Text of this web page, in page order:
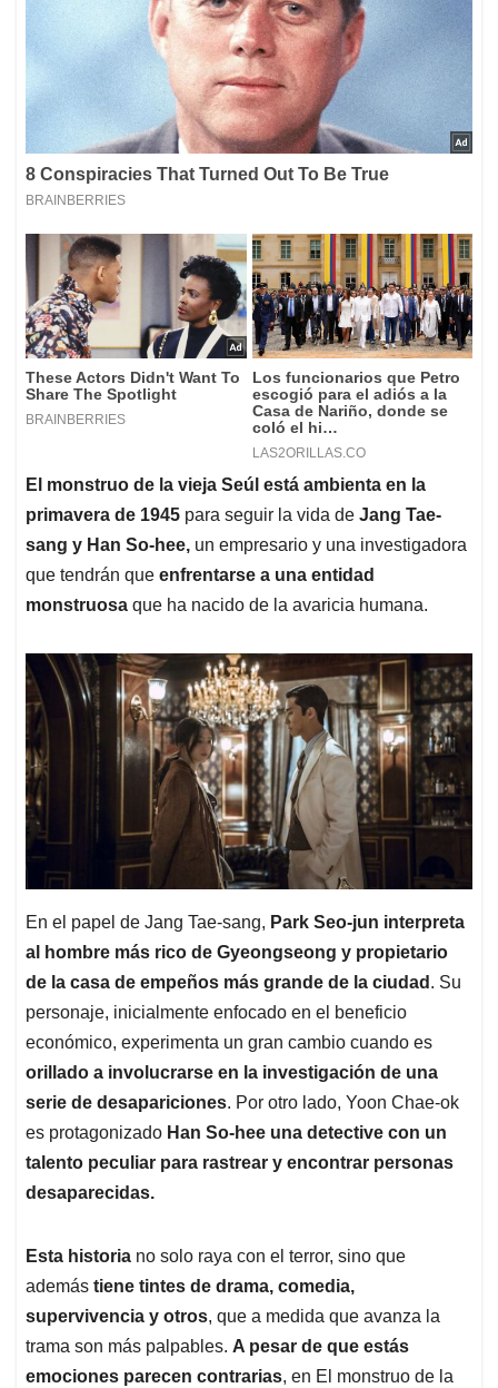
El monstruo de la vieja Seúl está ambienta en la
primavera de 1945 para seguir la vida de Jang Tae-
sang y Han So-hee, un empresario y una investigadora
que tendrán que enfrentarse a una entidad
monstruosa que ha nacido de la avaricia humana.
En el papel de Jang Tae-sang, Park Seo-jun interpreta
al hombre más rico de Gyeongseong y propietario
de la casa de empeños más grande de la ciudad . Su
personaje, inicialmente enfocado en el beneficio
económico, experimenta un gran cambio cuando es
orillado a involucrarse en la investigación de una
serie de desapariciones. Por otro lado, Yoon Chae-ok
es protagonizado Han So-hee una detective con un
talento peculiar para rastrear y encontrar personas
desaparecidas.
Esta historia no solo raya con el terror, sino que
además tiene tintes de drama, comedia,
supervivencia y otros, que a medida que avanza la
trama son más palpables. A pesar de que estás
emociones parecen contrarias, en El monstruo de la